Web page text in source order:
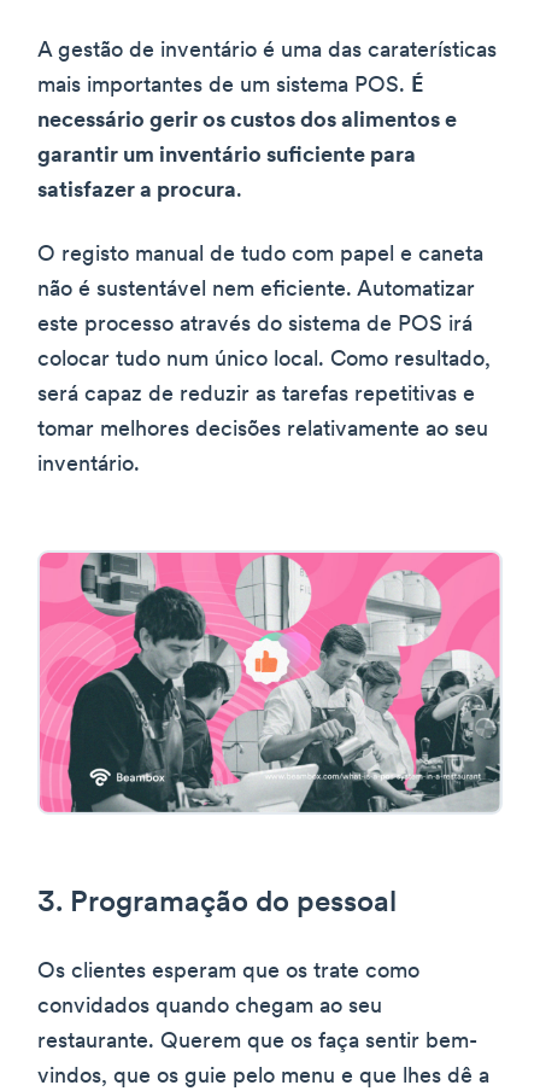
A gestão de inventário é uma das caraterísticas
mais importantes de um sistema POS. É
necessário gerir os custos dos alimentos e
garantir um inventário suficiente para
satisfazer a procura.
O registo manual de tudo com papel e caneta
não é sustentável nem eficiente. Automatizar
este processo através do sistema de POS irá
colocar tudo num único local. Como resultado,
será capaz de reduzir as tarefas repetitivas e
tomar melhores decisões relativamente ao seu
inventário.
3. Programação do pessoal
Os clientes esperam que os trate como
convidados quando chegam ao seu
restaurante. Querem que os faça sentir bem-
vindos, que os guie pelo menu e que lhes dê a